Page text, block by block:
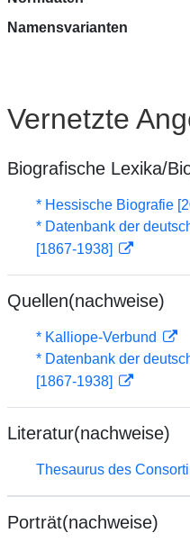
Namensvarianten
Vernetzte
Biografische Lexika/
* Hessische Biografie
* Datenbank der
[1867-1938]
Quellen(nachweise)
* Kalliope-Verbund
* Datenbank der
[1867-1938]
Literatur(nachweise)
Thesaurus des
Porträt(nachweise)